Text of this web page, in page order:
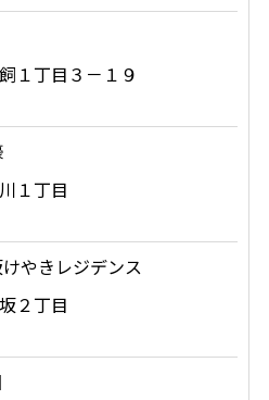
１丁目３－１９
１丁目
やきレジデンス
２丁目